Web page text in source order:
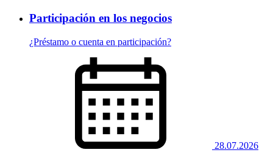
Participación en los negocios
¿Préstamo o cuenta en participación?
28.07.2026